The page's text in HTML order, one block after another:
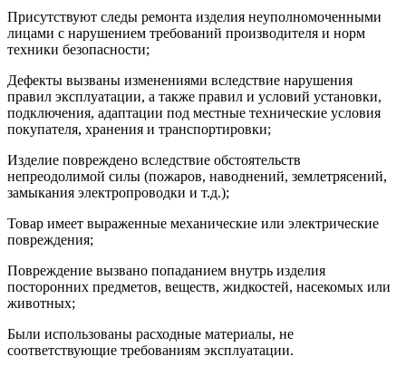
Присутствуют следы ремонта изделия неуполномоченными
лицами с нарушением требований производителя и норм
техники безопасности;
Дефекты вызваны изменениями вследствие нарушения
правил эксплуатации, а также правил и условий установки,
подключения, адаптации под местные технические условия
покупателя, хранения и транспортировки;
Изделие повреждено вследствие обстоятельств
непреодолимой силы (пожаров, наводнений, землетрясений,
замыкания электропроводки и т.д.);
Товар имеет выраженные механические или электрические
повреждения;
Повреждение вызвано попаданием внутрь изделия
посторонних предметов, веществ, жидкостей, насекомых или
животных;
Были использованы расходные материалы, не
соответствующие требованиям эксплуатации.